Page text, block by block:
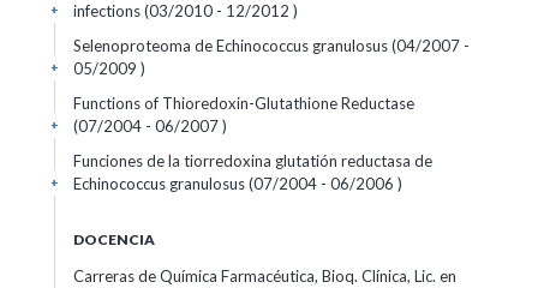
infections (03/2010 - 12/2012 )
+
Selenoproteoma de Echinococcus granulosus (04/2007 -
05/2009 )
+
Functions of Thioredoxin-Glutathione Reductase
(07/2004 - 06/2007 )
+
Funciones de la tiorredoxina glutatión reductasa de
Echinococcus granulosus (07/2004 - 06/2006 )
+
DOCENCIA
Carreras de Química Farmacéutica, Bioq. Clínica, Lic. en